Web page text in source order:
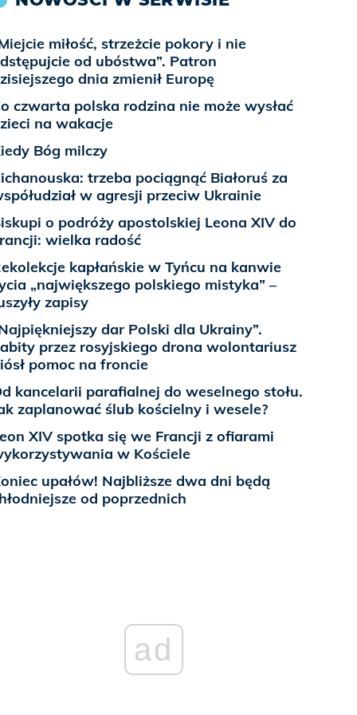
miłość, strzeżcie pokory i nie
od ubóstwa”. Patron
dnia zmienił Europę
czwarta polska rodzina nie może wysłać
na wakacje
Bóg milczy
trzeba pociągnąć Białoruś za
w agresji przeciw Ukrainie
o podróży apostolskiej Leona XIV do
wielka radość
kapłańskie w Tyńcu na kanwie
„największego polskiego mistyka” –
zapisy
dar Polski dla Ukrainy”.
przez rosyjskiego drona wolontariusz
pomoc na froncie
kancelarii parafialnej do weselnego stołu.
zaplanować ślub kościelny i wesele?
XIV spotka się we Francji z ofiarami
w Kościele
upałów! Najbliższe dwa dni będą
od poprzednich
ad